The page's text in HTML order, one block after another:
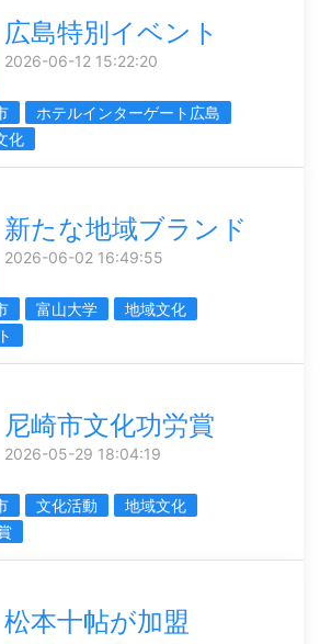
広島特別イベント
2026-06-12 15:22:20
ホテルインターゲート広島
化
新たな地域ブランド
2026-06-02 16:49:55
富山大学
地域文化
尼崎市文化功労賞
2026-05-29 18:04:19
文化活動
地域文化
松本十帖が加盟